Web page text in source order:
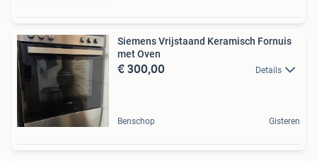
Siemens Vrijstaand Keramisch Fornuis
met Oven
€ 300,00 Details
Benschop Gisteren